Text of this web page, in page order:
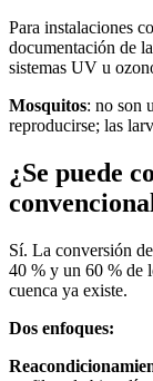
Para instalaciones
documentación de
sistemas UV u
Mosquitos: no son
reproducirse; las
¿Se puede
Sí. La conversión
40 % y un 60 % de
cuenca ya existe.
Dos enfoques: